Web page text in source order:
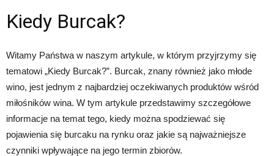
Kiedy Burcak?
Witamy Państwa w naszym artykule, w którym przyjrzymy się
tematowi „Kiedy Burcak?”. Burcak, znany również jako młode
wino, jest jednym z najbardziej oczekiwanych produktów wśród
miłośników wina. W tym artykule przedstawimy szczegółowe
informacje na temat tego, kiedy można spodziewać się
pojawienia się burcaku na rynku oraz jakie są najważniejsze
czynniki wpływające na jego termin zbiorów.